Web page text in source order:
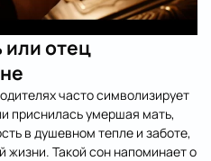
или отец
часто символизирует
приснилась умершая мать,
в душевном тепле и заботе,
жизни. Такой сон напоминает о